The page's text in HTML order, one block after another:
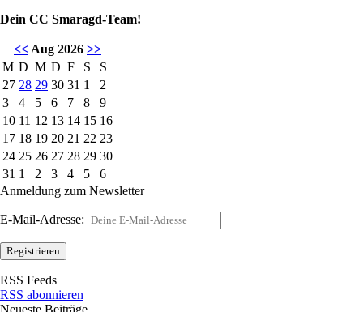
Dein CC Smaragd-Team!
<< Aug 2026 >>
M D M D F S
S
27 28 29 30 31 1
2
3
4 5 6 7 8
9
10 11 12 13 14 15 16
17 18 19 20 21 22 23
24 25 26 27 28 29 30
31 1 2 3 4 5
6
Anmeldung zum Newsletter
E-Mail-Adresse:
RSS Feeds
RSS abonnieren
Neueste Beiträge